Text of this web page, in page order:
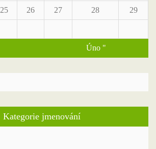
25 26 27 28 29
Úno "
Kategorie jmenování